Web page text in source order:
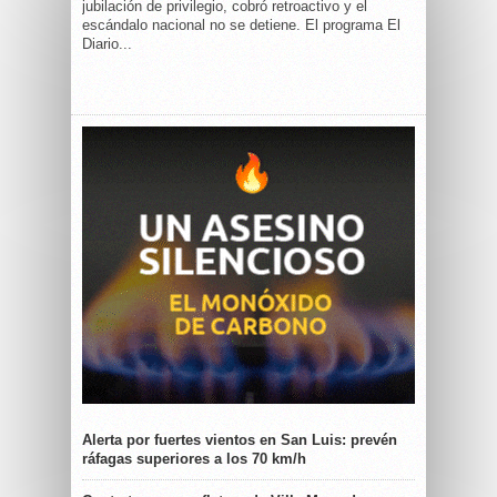
jubilación de privilegio, cobró retroactivo y el
escándalo nacional no se detiene. El programa El
Diario...
Alerta por fuertes vientos en San Luis: prevén
ráfagas superiores a los 70 km/h